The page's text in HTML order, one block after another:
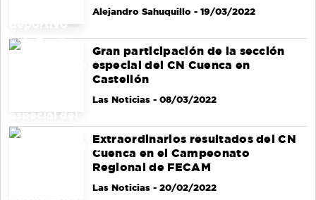
Alejandro Sahuquillo- 19/03/2022
Gran participación de la sección
especial del CN Cuenca en
Castellón
Las Noticias- 08/03/2022
Extraordinarios resultados del CN
Cuenca en el Campeonato
Regional de FECAM
Las Noticias- 20/02/2022